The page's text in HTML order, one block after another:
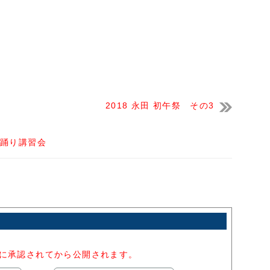
2018 永田 初午祭 その3
り講習会
認されてから公開されます。